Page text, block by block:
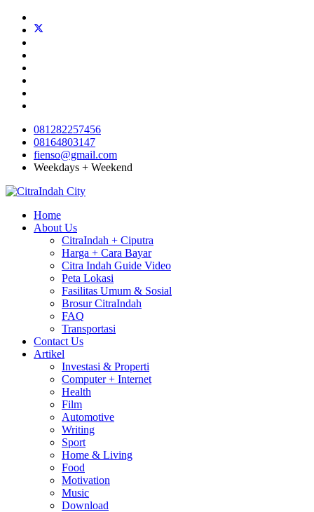
081282257456
08164803147
fienso@gmail.com
Weekdays + Weekend
Home
About Us
CitraIndah + Ciputra
Harga + Cara Bayar
Citra Indah Guide Video
Peta Lokasi
Fasilitas Umum & Sosial
Brosur CitraIndah
FAQ
Transportasi
Contact Us
Artikel
Investasi & Properti
Computer + Internet
Health
Film
Automotive
Writing
Sport
Home & Living
Food
Motivation
Music
Download